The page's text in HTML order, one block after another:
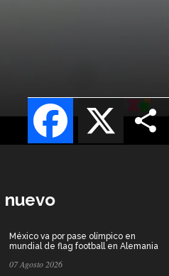
X
Facebook
nuevo
México va por pase olímpico en
mundial de flag football en Alemania
07 Agosto 2026